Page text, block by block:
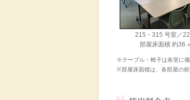
215・315 号室／22
部屋床面積 約36
※テーブル・椅子は各室に
※部屋床面積は、各部屋の前